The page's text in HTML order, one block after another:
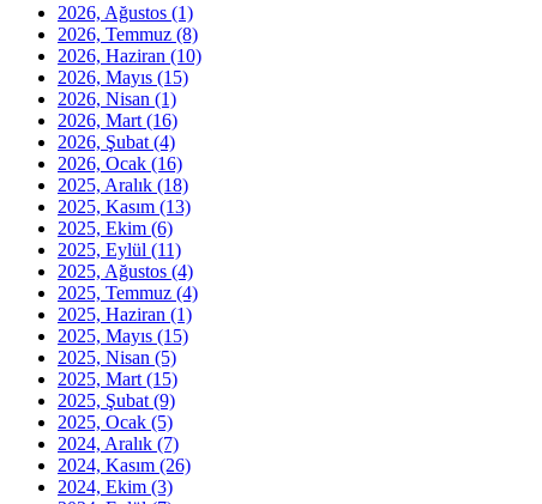
2026, Ağustos (1)
2026, Temmuz (8)
2026, Haziran (10)
2026, Mayıs (15)
2026, Nisan (1)
2026, Mart (16)
2026, Şubat (4)
2026, Ocak (16)
2025, Aralık (18)
2025, Kasım (13)
2025, Ekim (6)
2025, Eylül (11)
2025, Ağustos (4)
2025, Temmuz (4)
2025, Haziran (1)
2025, Mayıs (15)
2025, Nisan (5)
2025, Mart (15)
2025, Şubat (9)
2025, Ocak (5)
2024, Aralık (7)
2024, Kasım (26)
2024, Ekim (3)